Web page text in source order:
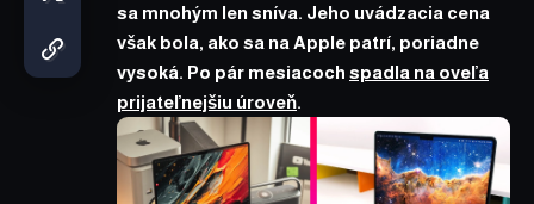
sa mnohým len sníva. Jeho uvádzacia cena
však bola, ako sa na Apple patrí, poriadne
vysoká. Po pár mesiacoch spadla na oveľa
prijateľnejšiu úroveň.